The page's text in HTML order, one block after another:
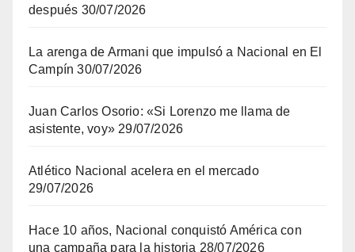
después 30/07/2026
La arenga de Armani que impulsó a Nacional en El
Campín 30/07/2026
Juan Carlos Osorio: «Si Lorenzo me llama de
asistente, voy» 29/07/2026
Atlético Nacional acelera en el mercado
29/07/2026
Hace 10 años, Nacional conquistó América con
una campaña para la historia 28/07/2026